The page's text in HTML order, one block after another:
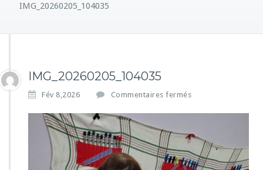
IMG_20260205_104035
IMG_20260205_104035
Fév 8,2026 Commentaires fermés
M
G
_